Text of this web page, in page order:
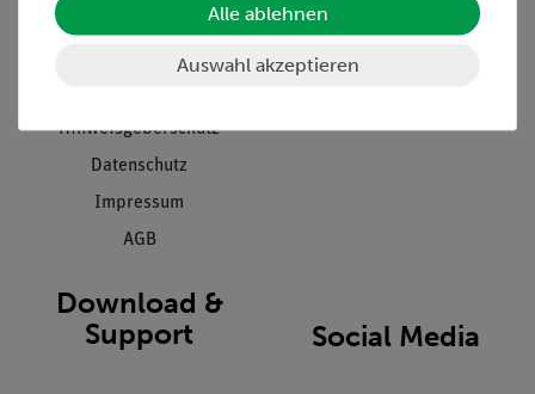
Stellenangebote
Hinweisgeberschutz
Datenschutz
Impressum
AGB
Inventarisierungs- &
Download &
Support
Social Media
Alle ablehnen
Auswahl akzeptieren